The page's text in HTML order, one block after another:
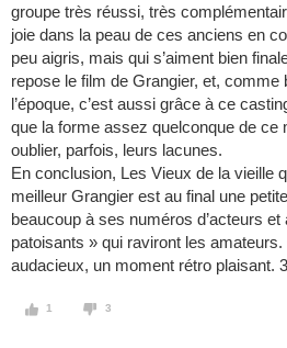
groupe très réussi, très
joie dans la peau de ces anciens en
peu aigris, mais qui s’aiment bien
repose le film de Grangier, et,
l’époque, c’est aussi grâce à ce
que la forme assez quelconque de ce
oublier, parfois, leurs lacunes.
En conclusion, Les Vieux de la vieille
meilleur Grangier est au final une
beaucoup à ses numéros d’acteurs
patoisants » qui raviront les
audacieux, un moment rétro plaisant. 3
1 3